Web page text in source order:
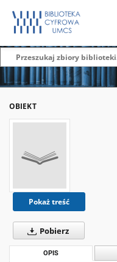
OBIEKT
Pokaż treść
Pobierz
OPIS